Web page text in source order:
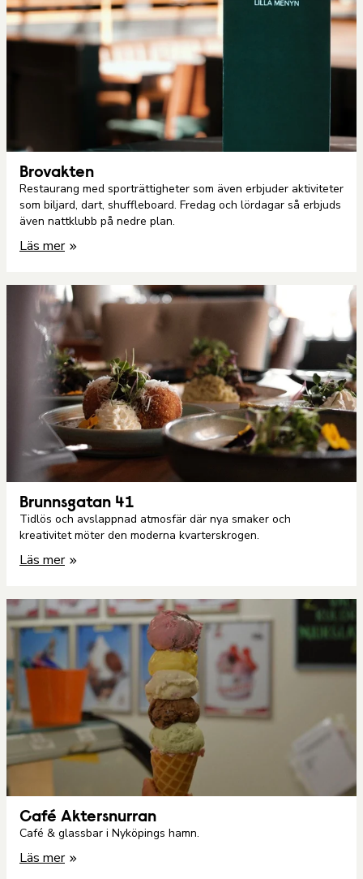
Brovakten
Restaurang med sporträttigheter som även erbjuder aktiviteter
som biljard, dart, shuffleboard. Fredag och lördagar så erbjuds
även nattklubb på nedre plan.
Läs mer
Brunnsgatan 41
Tidlös och avslappnad atmosfär där nya smaker och
kreativitet möter den moderna kvarterskrogen.
Läs mer
Café Aktersnurran
Café & glassbar i Nyköpings hamn.
Läs mer